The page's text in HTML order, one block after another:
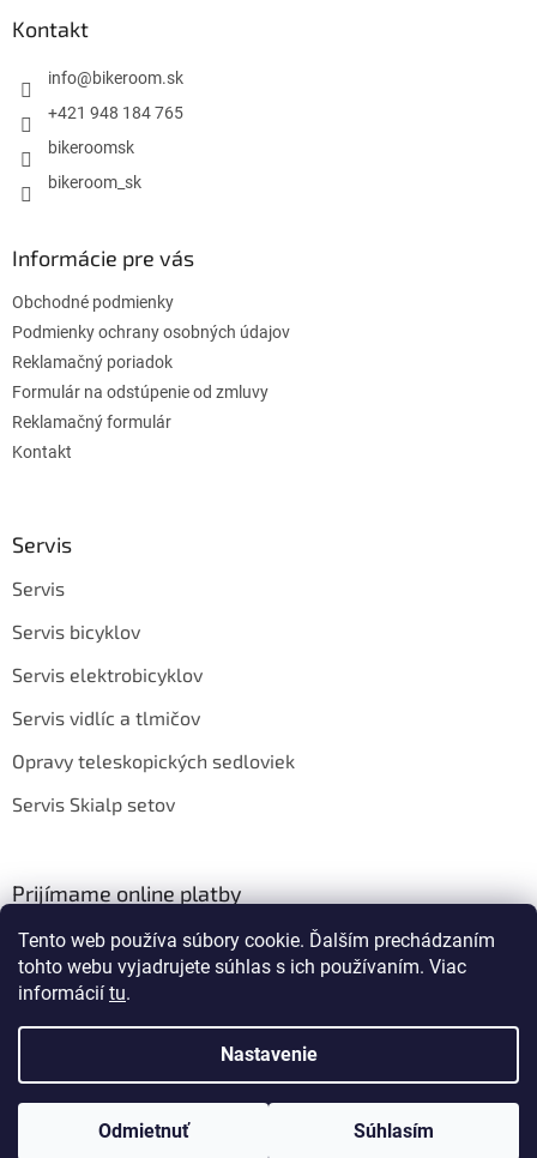
Tento web používa súbory cookie. Ďalším prechádzaním
tohto webu vyjadrujete súhlas s ich používaním. Viac
informácií tu.
Nastavenie
Odmietnuť Súhlasím
Kontakt
info@bikeroom.sk
+421 948 184 765
bikeroomsk
bikeroom_sk
Informácie pre vás
Obchodné podmienky
Podmienky ochrany osobných údajov
Reklamačný poriadok
Formulár na odstúpenie od zmluvy
Reklamačný formulár
Kontakt
Servis
Servis
Servis bicyklov
Servis elektrobicyklov
Servis vidlíc a tlmičov
Opravy teleskopických sedloviek
Servis Skialp setov
Prijímame online platby
Vytvoril Shoptet
Copyright 2026 . Všetky práva vyhradené.